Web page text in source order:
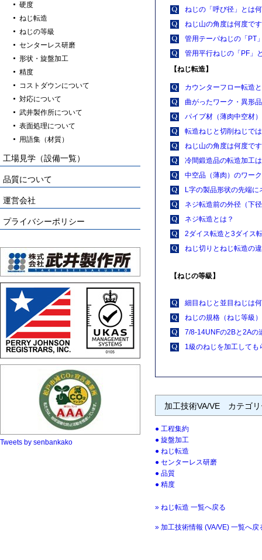
ねじの「呼び径」とは
ねじ山の角度は何度で
管用テーパねじの「PT
管用平行ねじの「PF」
【ねじ転造】
カウンターフロー転造
曲がったワーク・異形
パイプ材（薄肉中空材
転造ねじと切削ねじで
ねじ山の角度は何度で
冷間鍛造品の転造加工
中空品（薄肉）のワー
L字の製品形状の先端
ネジ転造前の外径（下
ネジ転造とは？
2ダイス転造と3ダイス
ねじ切りとねじ転造の
【ねじの等級】
細目ねじと並目ねじは
ねじの規格（ねじ等級
7/8-14UNFの2Bと2Aの
1級のねじを加工しても
加工技術VA/VE カテゴ
工程集約
旋盤加工
ねじ転造
センターレス研磨
品質
精度
» ねじ転造 一覧へ戻る
» 加工技術情報 (VA/VE) 一覧へ戻
硬度
ねじ転造
ねじの等級
センターレス研磨
形状・旋盤加工
精度
コストダウンについて
対応について
武井製作所について
表面処理について
用語集（材質）
工場見学（設備一覧）
品質について
運営会社
プライバシーポリシー
Tweets by senbankako